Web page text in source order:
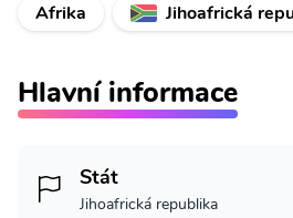
Afrika
Jihoafrická
Hlavní informace
Stát
Jihoafrická republika